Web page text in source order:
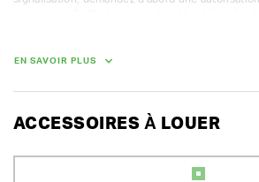
En cas de location d'un lot de 10 panneaux de
Nous vous composons volontiers un lot sur
Demandez-nous aussi nos tarifs de location de
EN SAVOIR PLUS
ACCESSOIRES À LOUER